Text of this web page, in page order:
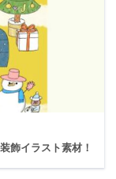
飾イラスト素材！